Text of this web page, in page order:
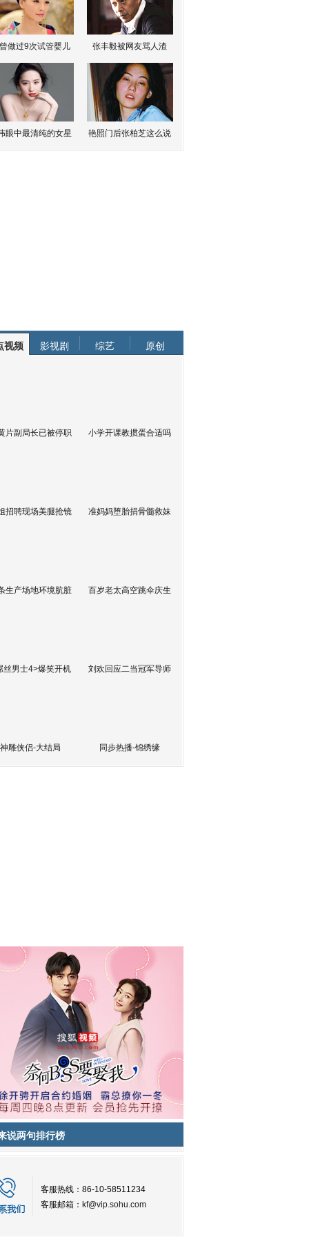
做过9次试管婴儿 张丰毅被网友骂人渣
眼中最清纯的女星 艳照门后张柏芝这么说
视频 影视剧 综艺 原创
片副局长已被停职 小学开课教掼蛋合适吗
招聘现场美腿抢镜 准妈妈堕胎捐骨髓救妹
生产场地环境肮脏 百岁老太高空跳伞庆生
丝男士4>爆笑开机 刘欢回应二当冠军导师
神雕侠侣-大结局 同步热播-锦绣缘
说两句排行榜
客服热线：86-10-58511234
客服邮箱： kf@vip.sohu.com